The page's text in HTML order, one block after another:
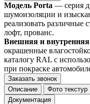
Модель Porta — серия
шумоизоляции и
реализовать различные
лофт, прованс.
Внешняя и внутренняя
окрашенные
каталогу RAL с
при покраске
Заказать звонок
Описание
Фото текстур
Документация